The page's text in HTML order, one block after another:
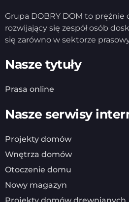
Grupa DOBRY DOM to prężnie
rozwijający się zespół osób
się zarówno w sektorze
Nasze tytuły
Prasa online
Nasze serwisy
Projekty domów
Wnętrza domów
Otoczenie domu
Nowy magazyn